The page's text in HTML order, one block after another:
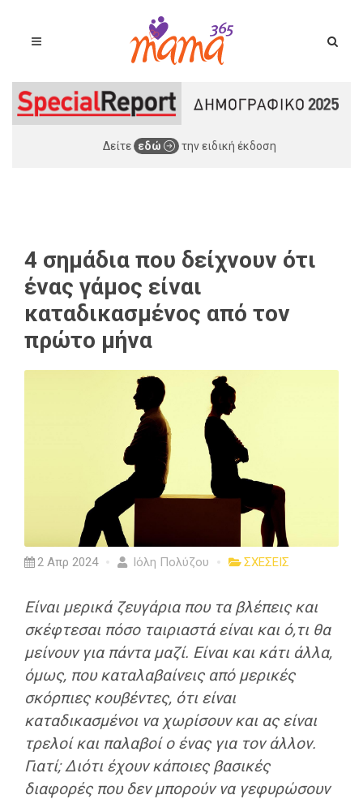
Δείτε εδώ την ειδική έκδοση
4 σημάδια που δείχνουν ότι
ένας γάμος είναι
καταδικασμένος από τον
πρώτο μήνα
2 Απρ 2024 Ιόλη Πολύζου ΣΧΕΣΕΙΣ
Eίναι μερικά ζευγάρια που τα βλέπεις και
σκέφτεσαι πόσο ταιριαστά είναι και ό,τι θα
μείνουν για πάντα μαζί. Είναι και κάτι άλλα,
όμως, που καταλαβαίνεις από μερικές
σκόρπιες κουβέντες, ότι είναι
καταδικασμένοι να χωρίσουν και ας είναι
τρελοί και παλαβοί ο ένας για τον άλλον.
Γιατί; Διότι έχουν κάποιες βασικές
διαφορές που δεν μπορούν να γεφυρώσουν